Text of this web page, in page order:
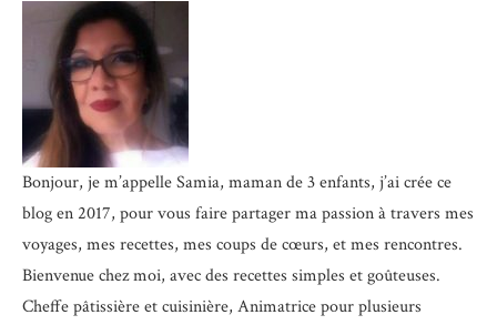
Bonjour, je m’appelle Samia, maman de 3 enfants, j’ai crée ce
blog en 2017, pour vous faire partager ma passion à travers mes
voyages, mes recettes, mes coups de cœurs, et mes rencontres.
Bienvenue chez moi, avec des recettes simples et goûteuses.
Cheffe pâtissière et cuisinière, Animatrice pour plusieurs